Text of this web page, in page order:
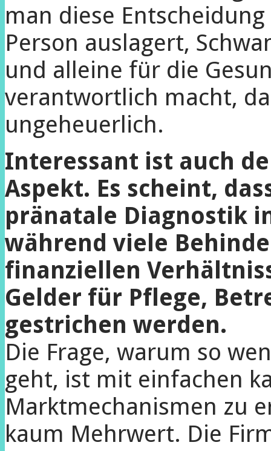
man diese
Person auslagert,
und alleine für die
verantwortlich macht,
ungeheuerlich.
Interessant ist auch
Aspekt. Es scheint,
pränatale Diagnostik
während viele
finanziellen
Gelder für Pflege,
gestrichen werden.
Die Frage, warum so
geht, ist mit einfachen
Marktmechanismen zu
kaum Mehrwert. Die